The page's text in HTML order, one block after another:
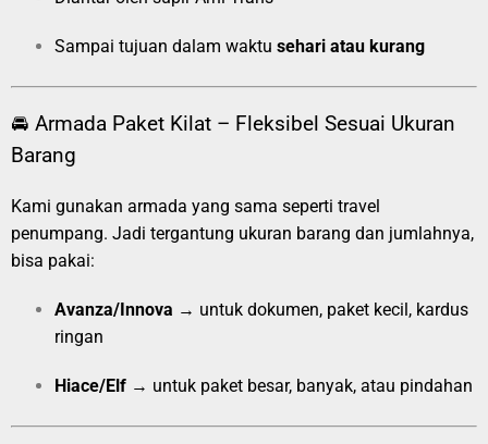
Sampai tujuan dalam waktu sehari atau kurang
🚘 Armada Paket Kilat – Fleksibel Sesuai Ukuran
Barang
Kami gunakan armada yang sama seperti travel
penumpang. Jadi tergantung ukuran barang dan jumlahnya,
bisa pakai:
Avanza/Innova → untuk dokumen, paket kecil, kardus
ringan
Hiace/Elf → untuk paket besar, banyak, atau pindahan